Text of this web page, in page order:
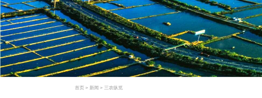
首页 > 新闻 > 三农纵览